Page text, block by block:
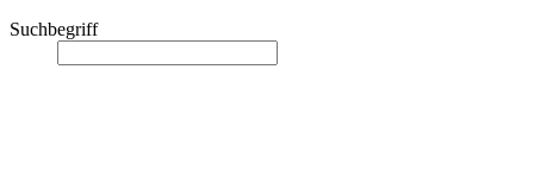
Suchbegriff